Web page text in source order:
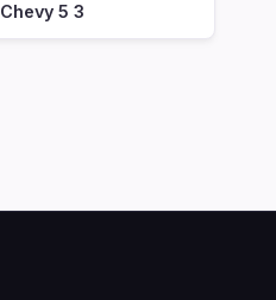
Chevy 5 3